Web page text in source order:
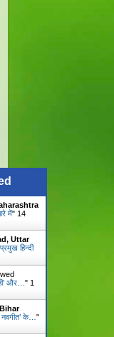
में" 14
Uttar
हिन्दी
और… " 1
के… "